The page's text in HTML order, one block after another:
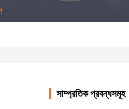
সাম্প্রতিক প্রবন্ধসমূহ